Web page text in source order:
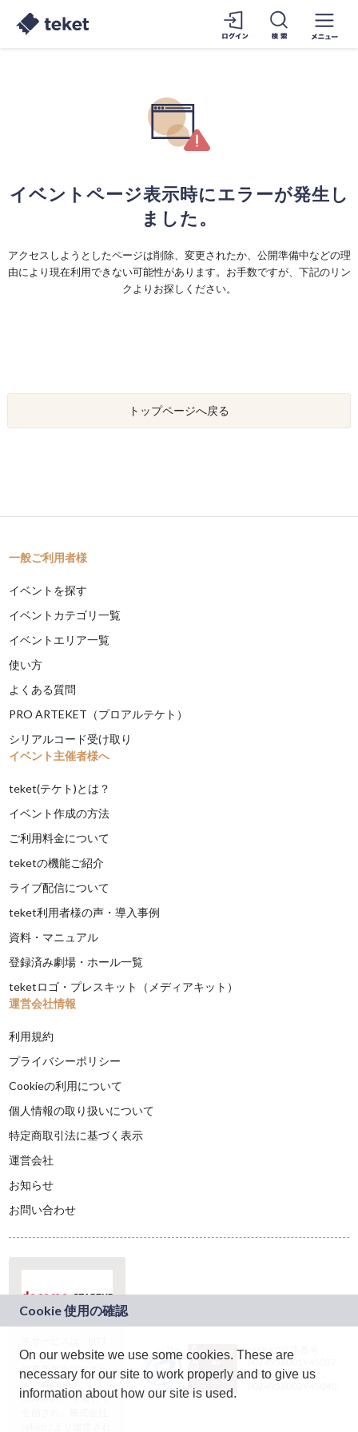
イベントページ表示時にエラーが発生し
ました。
アクセスしようとしたページは削除、変更されたか、公開準備中などの理
由により現在利用できない可能性があります。お手数ですが、下記のリン
クよりお探しください。
トップページへ戻る
一般ご利用者様
イベントを探す
イベントカテゴリ一覧
イベントエリア一覧
使い方
よくある質問
PRO ARTEKET（プロアルテケト）
シリアルコード受け取り
イベント主催者様へ
teket(テケト)とは？
イベント作成の方法
ご利用料金について
teketの機能ご紹介
ライブ配信について
teket利用者様の声・導入事例
資料・マニュアル
登録済み劇場・ホール一覧
teketロゴ・プレスキット（メディアキット）
運営会社情報
利用規約
プライバシーポリシー
Cookieの利用について
個人情報の取り扱いについて
特定商取引法に基づく表示
運営会社
お知らせ
お問い合わせ
ドコモグループの新
規事業創出プログラ
ム「docomo
STARTUP」を通じて
JASRAC許諾番号：
9024936001Y45037
JASRAC許諾番号：
On our website we use some cookies. These are
necessary for our site to work properly and to give us
information about how our site is used.